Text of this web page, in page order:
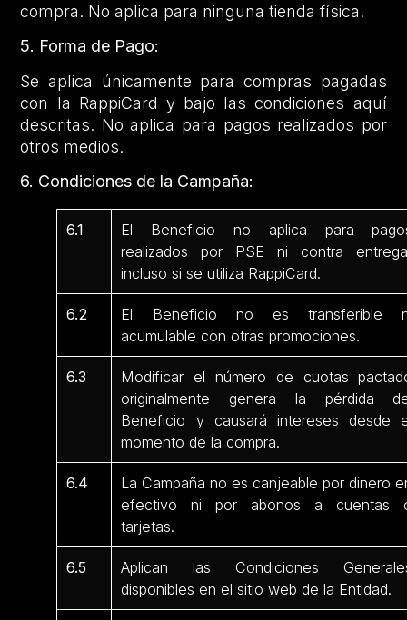
compra. No aplica para ninguna tienda física.
5. Forma de Pago:
Se aplica únicamente para compras pagadas
con la RappiCard y bajo las condiciones aquí
descritas. No aplica para pagos realizados por
otros medios.
6. Condiciones de la Campaña:
6.1
El Beneficio no aplica para
realizados por PSE ni contra
incluso si se utiliza RappiCard.
6.2
El Beneficio no es transferible
acumulable con otras promociones.
6.3
Modificar el número de cuotas
originalmente genera la pérdida
Beneficio y causará intereses desde
momento de la compra.
6.4
La Campaña no es canjeable por dinero
efectivo ni por abonos a cuentas
tarjetas.
6.5
Aplican las Condiciones
disponibles en el sitio web de la Entidad.